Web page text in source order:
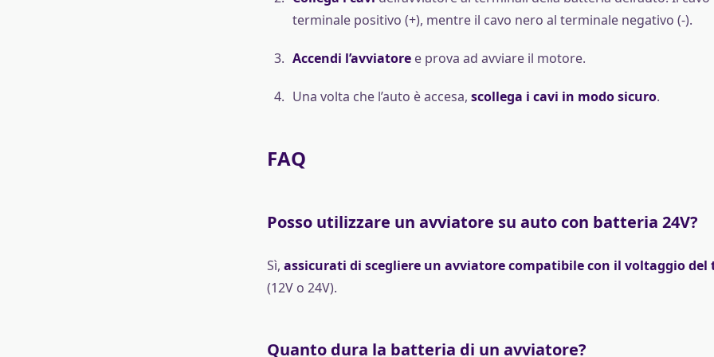
terminale positivo (+), mentre il cavo nero al terminale negativo (-).
Accendi l’avviatoree prova ad avviare il motore.
Una volta che l’auto è accesa, scollega i cavi in modo sicuro.
FAQ
Posso utilizzare un avviatore su auto con batteria 24V?
Sì, assicurati di scegliere un avviatore compatibile con il voltaggio del
(12V o 24V).
Quanto dura la batteria di un avviatore?